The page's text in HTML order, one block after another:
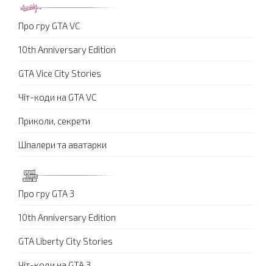
Про гру GTA VC
10th Anniversary Edition
GTA Vice City Stories
Чіт-коди на GTA VC
Приколи, секрети
Шпалери та аватарки
Про гру GTA 3
10th Anniversary Edition
GTA Liberty City Stories